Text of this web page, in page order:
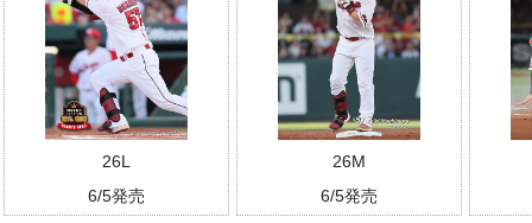
26L
6/5発売
26M
6/5発売